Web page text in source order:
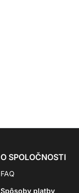
O SPOLOČNOSTI
FAQ
Spôsoby platby